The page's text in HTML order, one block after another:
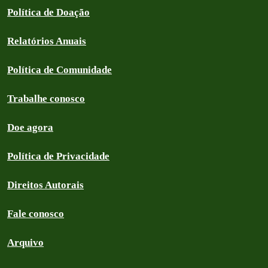
Política de Doação
Relatórios Anuais
Política de Comunidade
Trabalhe conosco
Doe agora
Política de Privacidade
Direitos Autorais
Fale conosco
Arquivo